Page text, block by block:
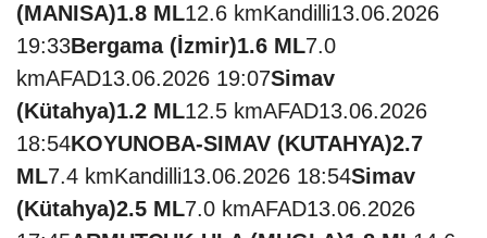
(MANISA)1.8 ML12.6 kmKandilli13.06.2026
19:33Bergama (İzmir)1.6 ML7.0
kmAFAD13.06.2026 19:07Simav
(Kütahya)1.2 ML12.5 kmAFAD13.06.2026
18:54KOYUNOBA-SIMAV (KUTAHYA)2.7
ML7.4 kmKandilli13.06.2026 18:54Simav
(Kütahya)2.5 ML7.0 kmAFAD13.06.2026